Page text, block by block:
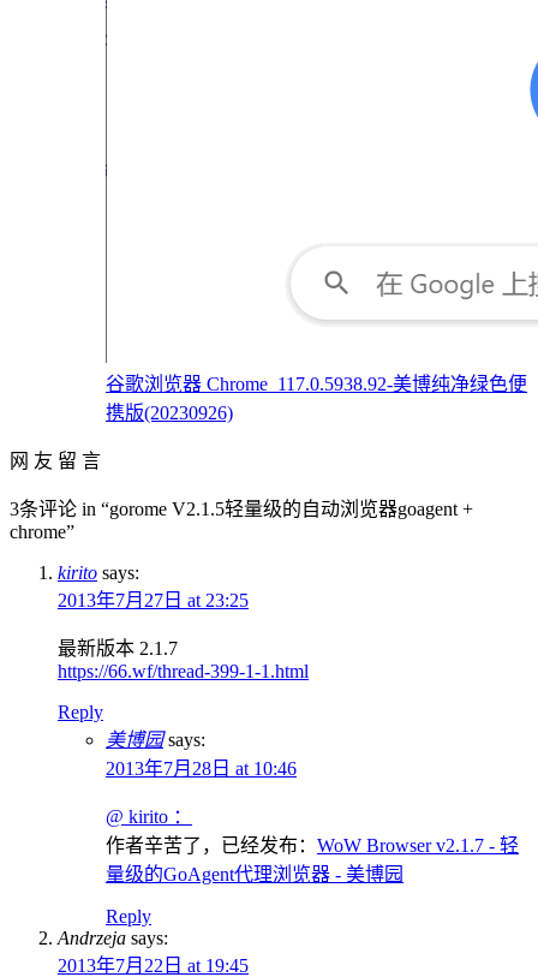
谷歌浏览器 Chrome_117.0.5938.92-美博纯净绿色便
携版(20230926)
网 友 留 言
3条评论 in “gorome V2.1.5轻量级的自动浏览器goagent +
chrome”
kirito says:
2013年7月27日 at 23:25
最新版本 2.1.7
https://66.wf/thread-399-1-1.html
Reply
美博园 says:
2013年7月28日 at 10:46
@ kirito ：
作者辛苦了，已经发布： WoW Browser v2.1.7 - 轻
量级的GoAgent代理浏览器 - 美博园
Reply
Andrzeja says:
2013年7月22日 at 19:45